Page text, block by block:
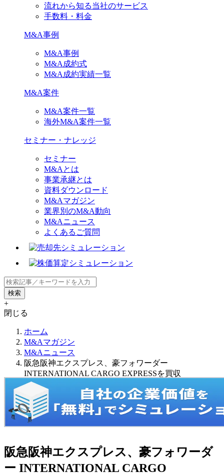
流れから知る当社のサービス
手数料・料金
M&A事例
M&A事例
M&A成約式
M&A成約実績一覧
M&A案件
M&A案件一覧
海外M&A案件一覧
セミナー・ナレッジ
セミナー
M&Aとは
事業承継とは
資料ダウンロード
M&Aマガジン
業界別のM&A動向
M&Aニュース
よくあるご質問
+
閉じる
ホーム
M&Aマガジン
M&Aニュース
阪急阪神エクスプレス、豪フォワーダー
INTERNATIONAL CARGO EXPRESSを買収
阪急阪神エクスプレス、豪フォワーダ
ー INTERNATIONAL CARGO